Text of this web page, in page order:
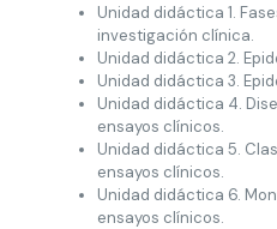
Unidad didáctica 1.
investigación clínica.
Unidad didáctica 2.
Unidad didáctica 3.
Unidad didáctica 4.
ensayos clínicos.
Unidad didáctica 5.
ensayos clínicos.
Unidad didáctica 6.
ensayos clínicos.